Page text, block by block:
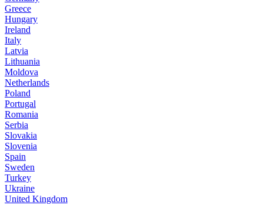
Greece
Hungary
Ireland
Italy
Latvia
Lithuania
Moldova
Netherlands
Poland
Portugal
Romania
Serbia
Slovakia
Slovenia
Spain
Sweden
Turkey
Ukraine
United Kingdom